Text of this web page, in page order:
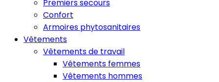
Premiers secours
Confort
Armoires phytosanitaires
Vêtements
Vêtements de travail
Vêtements femmes
Vêtements hommes